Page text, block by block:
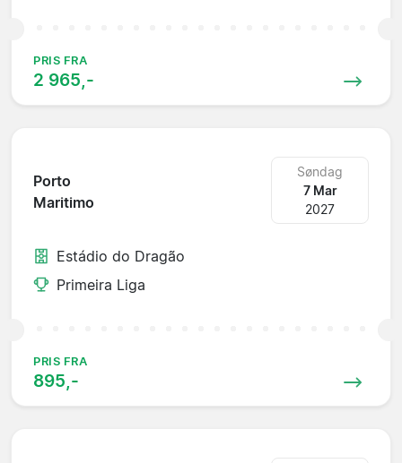
PRIS FRA
2 965,-
Porto
Maritimo
Søndag
7 Mar
2027
Estádio do Dragão
Primeira Liga
PRIS FRA
895,-